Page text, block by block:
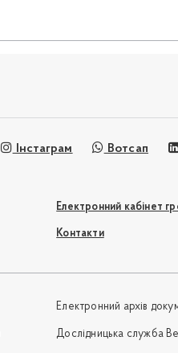
Інстаграм Вотсап
Електронний кабінет
Контакти
Електронний архів
Дослідницька служба